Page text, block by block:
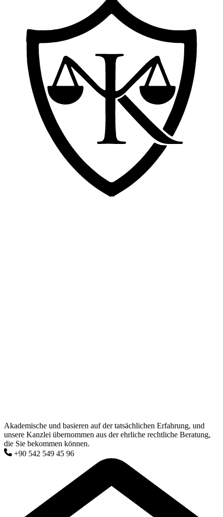
Akademische und basieren auf der tatsächlichen Erfahrung, und
unsere Kanzlei übernommen aus der ehrliche rechtliche Beratung,
die Sie bekommen können.
+90 542 549 45 96